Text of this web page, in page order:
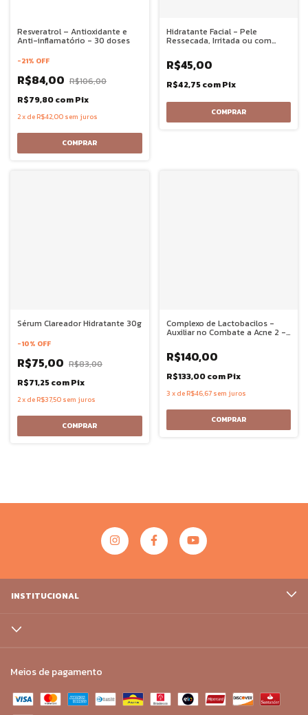
Resveratrol – Antioxidante e
Anti-inflamatório - 30 doses
-21% OFF
R$84,00 R$106,00
R$79,80comPix
2x deR$42,00 sem juros
Hidratante Facial - Pele
Ressecada, Irritada ou com
R$45,00
R$42,75comPix
Sérum Clareador Hidratante 30g
-10% OFF
R$75,00 R$83,00
R$71,25comPix
2x deR$37,50 sem juros
Complexo de Lactobacilos -
Auxiliar no Combate a Acne 2 -
R$140,00
R$133,00comPix
3 x deR$46,67 sem juros
INSTITUCIONAL
Meios de pagamento